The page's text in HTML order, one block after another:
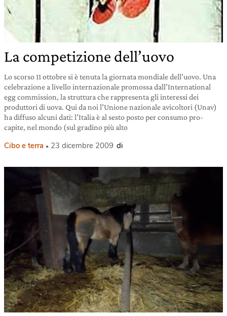
La competizione dell’uovo
Lo scorso 11 ottobre si è tenuta la giornata mondiale dell’uovo. Una
celebrazione a livello internazionale promossa dall’International
egg commission, la struttura che rappresenta gli interessi dei
produttori di uova. Qui da noi l’Unione nazionale avicoltori (Unav)
ha diffuso alcuni dati: l’Italia è al sesto posto per consumo pro-
capite, nel mondo (sul gradino più alto
Cibo e terra 23 dicembre 2009 di